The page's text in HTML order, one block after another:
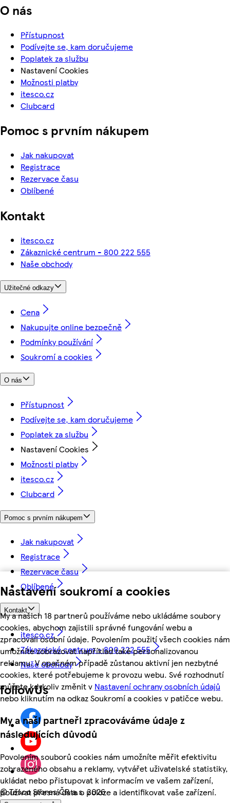
Nastavení soukromí a cookies
My a našich 18 partnerů používáme nebo ukládáme soubory
cookies, abychom zajistili správné fungování webu a
zpracovali osobní údaje. Povolením použití všech cookies nám
umožníte zobrazovat například také personalizovanou
reklamu. V opačném případě zůstanou aktivní jen nezbytné
cookies, které potřebujeme k provozu webu. Své rozhodnutí
můžete kdykoliv změnit v Nastavení ochrany osobních údajů
nebo kliknutím na odkaz Soukromí a cookies v patičce webu.
My a naši partneři zpracováváme údaje z
následujících důvodů
Povolením souborů cookies nám umožníte měřit efektivitu
zobrazeného obsahu a reklamy, vytvářet uživatelské statistiky,
ukládat nebo přistupovat k informacím ve vašem zařízení,
používat přesná data o poloze a identifikovat vaše zařízení.
O nás
Přístupnost
Podívejte se, kam doručujeme
Poplatek za službu
Nastavení Cookies
Možnosti platby
itesco.cz
Clubcard
Pomoc s prvním nákupem
Jak nakupovat
Registrace
Rezervace času
Oblíbené
Kontakt
itesco.cz
Zákaznické centrum - 800 222 555
Naše obchody
Užitečné odkazy
Cena
Nakupujte online bezpečně
Podmínky používání
Soukromí a cookies
O nás
Přístupnost
Podívejte se, kam doručujeme
Poplatek za službu
Nastavení Cookies
Možnosti platby
itesco.cz
Clubcard
Pomoc s prvním nákupem
Jak nakupovat
Registrace
Rezervace času
Oblíbené
Kontakt
itesco.cz
Zákaznické centrum - 800 222 555
Naše obchody
followUs
©Tesco Stores ČR a.s. 2026